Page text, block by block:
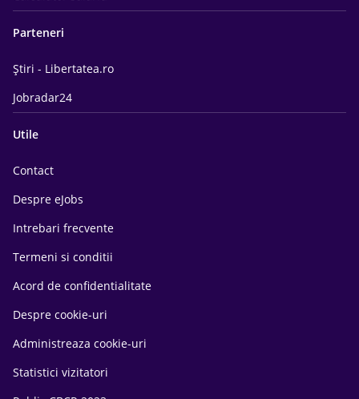
Parteneri
Știri - Libertatea.ro
Jobradar24
Utile
Contact
Despre eJobs
Intrebari frecvente
Termeni si conditii
Acord de confidentialitate
Despre cookie-uri
Administreaza cookie-uri
Statistici vizitatori